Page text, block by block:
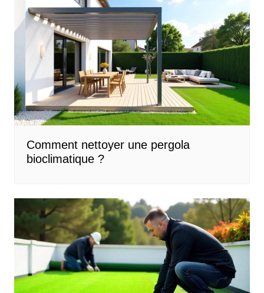
Comment nettoyer une pergola
bioclimatique ?